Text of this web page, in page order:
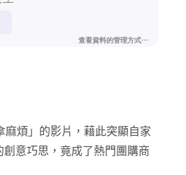
麻煩」的影片，藉此突顯自家
意巧思，竟成了熱門團購商